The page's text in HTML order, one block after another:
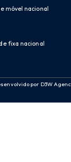
móvel nacional
fixa nacional
por D3W